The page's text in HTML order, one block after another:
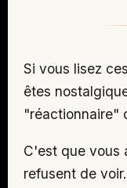
Si vous lisez
êtes
"réactionnaire"
C'est que vous
refusent de voir.